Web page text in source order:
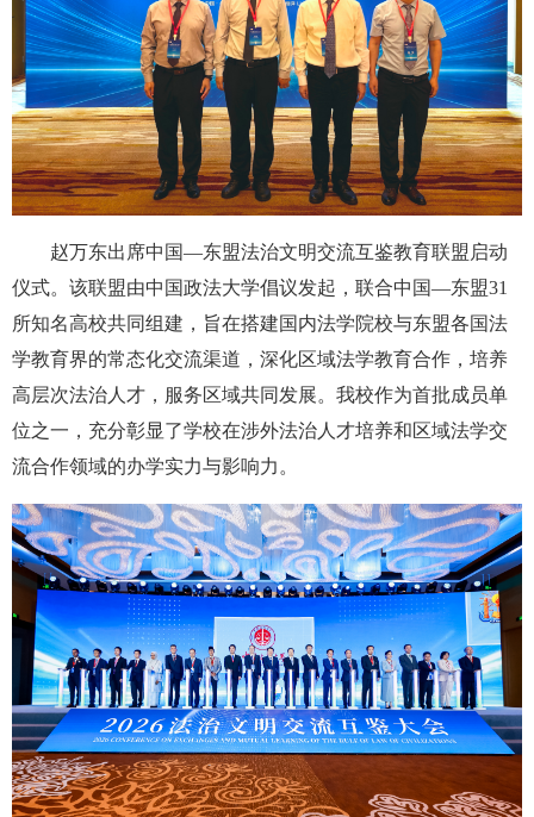
赵万东出席中国—东盟法治文明交流互鉴教育联盟启动
仪式。该联盟由中国政法大学倡议发起，联合中国—东盟31
所知名高校共同组建，旨在搭建国内法学院校与东盟各国法
学教育界的常态化交流渠道，深化区域法学教育合作，培养
高层次法治人才，服务区域共同发展。我校作为首批成员单
位之一，充分彰显了学校在涉外法治人才培养和区域法学交
流合作领域的办学实力与影响力。